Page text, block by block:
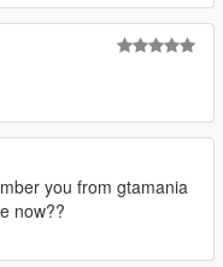
you from gtamania
now??